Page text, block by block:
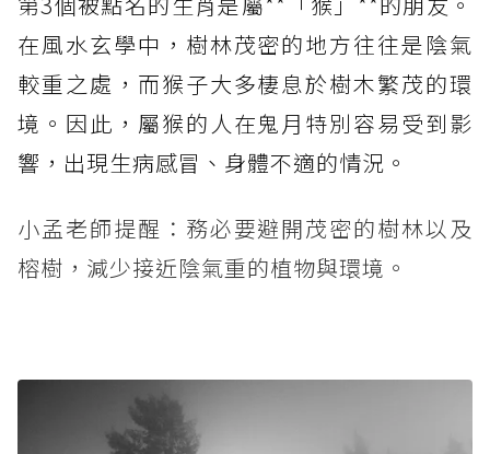
在風水玄學中，樹林茂密的地方往往是陰氣
較重之處，而猴子大多棲息於樹木繁茂的環
境。因此，屬猴的人在鬼月特別容易受到影
響，出現生病感冒、身體不適的情況。
小孟老師提醒：務必要避開茂密的樹林以及
榕樹，減少接近陰氣重的植物與環境。